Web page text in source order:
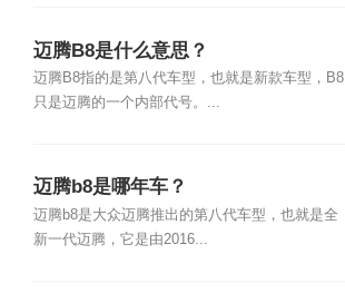
迈腾B8是什么意思？
迈腾B8指的是第八代车型，也就是新款车型，B8
只是迈腾的一个内部代号。...
迈腾b8是哪年车？
迈腾b8是大众迈腾推出的第八代车型，也就是全
新一代迈腾，它是由2016...